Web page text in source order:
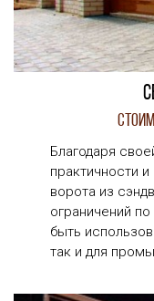
Благодаря
практичности
ворота из
ограничений
быть
так и для